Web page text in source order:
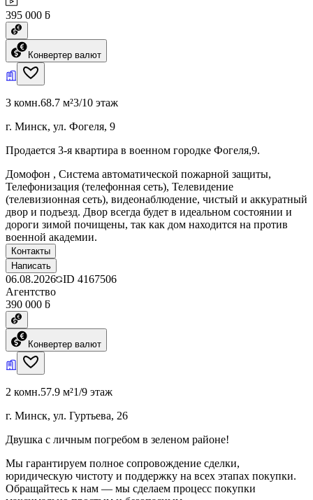
395 000 ƃ
Конвертер валют
3 комн.68.7 м²3/10 этаж
г. Минск, ул. Фогеля, 9
Продается 3-я квартира в военном городке Фогеля,9.
Домофон , Система автоматической пожарной защиты,
Телефонизация (телефонная сеть), Телевидение
(телевизионная сеть), видеонаблюдение, чистый и аккуратный
двор и подъезд. Двор всегда будет в идеальном состоянии и
дороги зимой почищены, так как дом находится на против
военной академии.
Контакты
Написать
06.08.2026 ID 4167506
Агентство
390 000 ƃ
Конвертер валют
2 комн.57.9 м²1/9 этаж
г. Минск, ул. Гуртьева, 26
Двушка с личным погребом в зеленом районе!
Мы гарантируем полное сопровождение сделки,
юридическую чистоту и поддержку на всех этапах покупки.
Обращайтесь к нам — мы сделаем процесс покупки